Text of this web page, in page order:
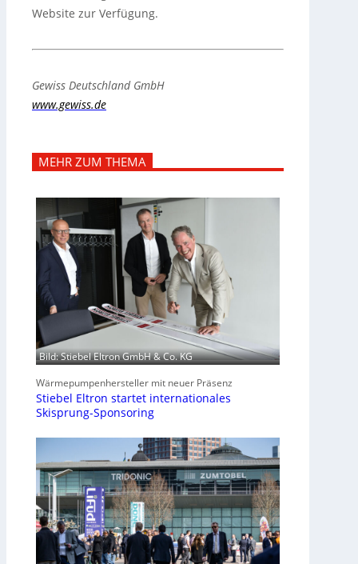
Website zur Verfügung.
Gewiss Deutschland GmbH
www.gewiss.de
MEHR ZUM THEMA
Bild: Stiebel Eltron GmbH & Co. KG
Wärmepumpenhersteller mit neuer Präsenz
Stiebel Eltron startet internationales
Skisprung-Sponsoring